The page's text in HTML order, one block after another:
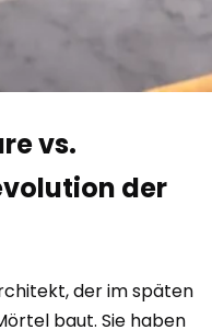
vs.
der
der im späten
baut. Sie haben